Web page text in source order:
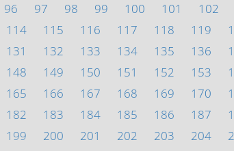
96 97 98 99 100 101 102
114 115 116 117 118 119
131 132 133 134 135 136
148 149 150 151 152 153
165 166 167 168 169 170
182 183 184 185 186 187
199 200 201 202 203 204